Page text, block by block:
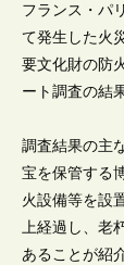
フランス・パ
て発生した火
要文化財の防
ート調査の結
調査結果の主
宝を保管する
火設備等を設
上経過し、老
あることが紹